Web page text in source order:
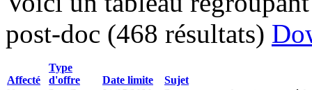
post-doc (468 résultats)
Affecté
Type
d'offre
Date limite
Sujet